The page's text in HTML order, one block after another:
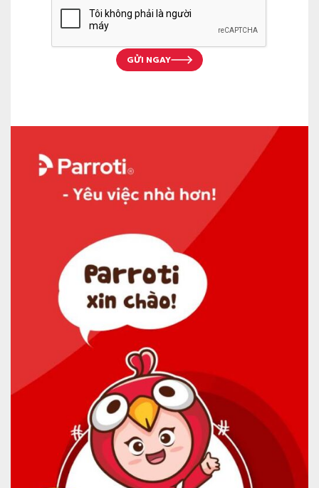
GỬI NGAY